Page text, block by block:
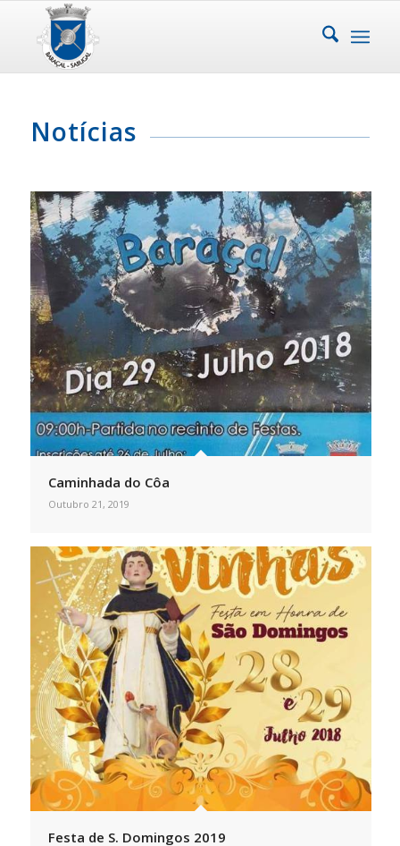
Notícias
Caminhada do Côa
Outubro 21, 2019
Festa de S. Domingos 2019